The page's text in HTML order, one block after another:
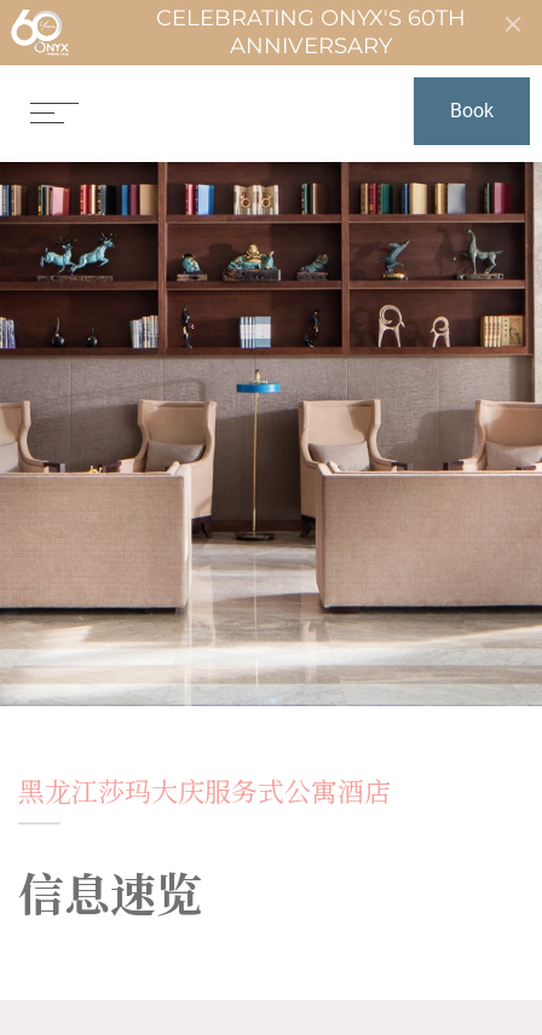
CELEBRATING ONYX'S 60TH
ANNIVERSARY
Book
黑龙江莎玛大庆服务式公寓酒店
信息速览